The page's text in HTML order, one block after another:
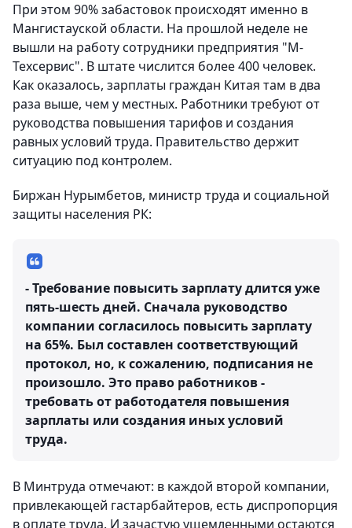
При этом 90% забастовок происходят именно в
Мангистауской области. На прошлой неделе не
вышли на работу сотрудники предприятия "М-
Техсервис". В штате числится более 400 человек.
Как оказалось, зарплаты граждан Китая там в два
раза выше, чем у местных. Работники требуют от
руководства повышения тарифов и создания
равных условий труда. Правительство держит
ситуацию под контролем.
Биржан Нурымбетов, министр труда и социальной
защиты населения РК:
- Требование повысить зарплату длится уже
пять-шесть дней. Сначала руководство
компании согласилось повысить зарплату
на 65%. Был составлен соответствующий
протокол, но, к сожалению, подписания не
произошло. Это право работников -
требовать от работодателя повышения
зарплаты или создания иных условий
труда.
В Минтруда отмечают: в каждой второй компании,
привлекающей гастарбайтеров, есть диспропорция
в оплате труда. И зачастую ущемленными остаются